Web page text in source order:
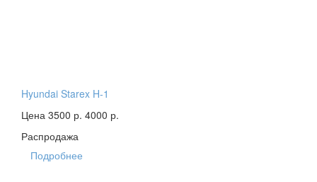
Hyundai Starex H-1
Цена 3500 р. 4000 р.
Распродажа
Подробнее